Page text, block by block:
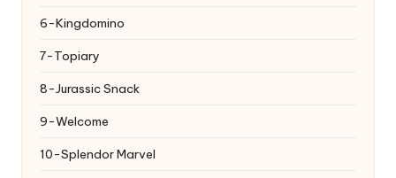
6-Kingdomino
7-Topiary
8-Jurassic Snack
9-Welcome
10-Splendor Marvel